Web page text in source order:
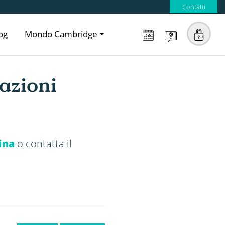
Contatti
Mondo Cambridge
o contatta il